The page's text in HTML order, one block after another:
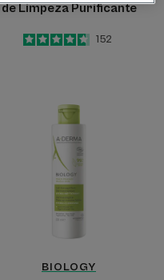
de Limpeza Purificante
4.7
/5
152
Leite
dermatológico
hidra-
limpeza
BIOLOGY